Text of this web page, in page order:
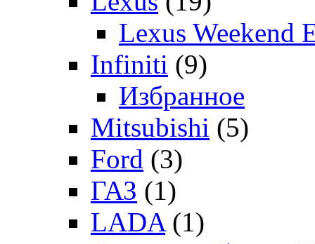
Lexus Weekend
Infiniti (9)
Избранное
Mitsubishi (5)
Ford (3)
ГАЗ (1)
LADA (1)